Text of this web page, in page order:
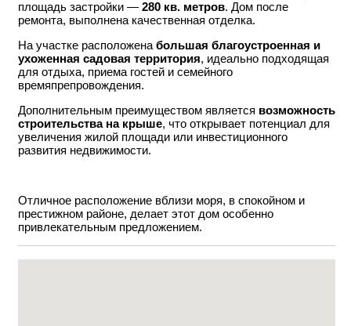
площадь застройки — 280 кв. метров. Дом после
ремонта, выполнена качественная отделка.
На участке расположена большая благоустроенная и
ухоженная садовая территория, идеально подходящая
для отдыха, приема гостей и семейного
времяпрепровождения.
Дополнительным преимуществом является возможность
строительства на крыше, что открывает потенциал для
увеличения жилой площади или инвестиционного
развития недвижимости.
Отличное расположение вблизи моря, в спокойном и
престижном районе, делает этот дом особенно
привлекательным предложением.